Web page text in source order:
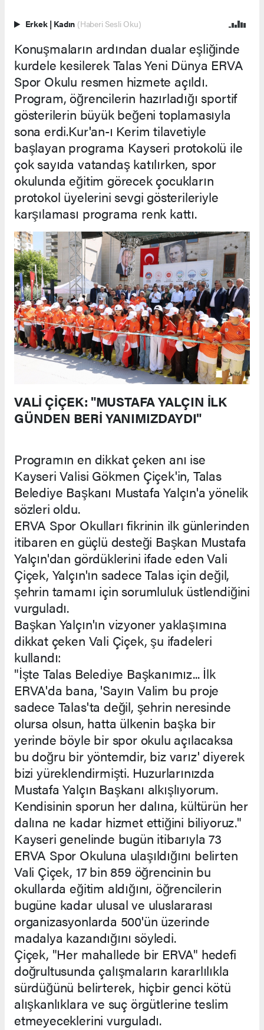
Erkek | Kadın (Haberi Sesli Oku)
Konuşmaların ardından dualar eşliğinde
kurdele kesilerek Talas Yeni Dünya ERVA
Spor Okulu resmen hizmete açıldı.
Program, öğrencilerin hazırladığı sportif
gösterilerin büyük beğeni toplamasıyla
sona erdi.Kur'an-ı Kerim tilavetiyle
başlayan programa Kayseri protokolü ile
çok sayıda vatandaş katılırken, spor
okulunda eğitim görecek çocukların
protokol üyelerini sevgi gösterileriyle
karşılaması programa renk kattı.
VALİ ÇİÇEK: "MUSTAFA YALÇIN İLK
GÜNDEN BERİ YANIMIZDAYDI"
Programın en dikkat çeken anı ise
Kayseri Valisi Gökmen Çiçek'in, Talas
Belediye Başkanı Mustafa Yalçın'a yönelik
sözleri oldu.
ERVA Spor Okulları fikrinin ilk günlerinden
itibaren en güçlü desteği Başkan Mustafa
Yalçın'dan gördüklerini ifade eden Vali
Çiçek, Yalçın'ın sadece Talas için değil,
şehrin tamamı için sorumluluk üstlendiğini
vurguladı.
Başkan Yalçın'ın vizyoner yaklaşımına
dikkat çeken Vali Çiçek, şu ifadeleri
kullandı:
"İşte Talas Belediye Başkanımız... İlk
ERVA'da bana, 'Sayın Valim bu proje
sadece Talas'ta değil, şehrin neresinde
olursa olsun, hatta ülkenin başka bir
yerinde böyle bir spor okulu açılacaksa
bu doğru bir yöntemdir, biz varız' diyerek
bizi yüreklendirmişti. Huzurlarınızda
Mustafa Yalçın Başkanı alkışlıyorum.
Kendisinin sporun her dalına, kültürün her
dalına ne kadar hizmet ettiğini biliyoruz."
Kayseri genelinde bugün itibarıyla 73
ERVA Spor Okuluna ulaşıldığını belirten
Vali Çiçek, 17 bin 859 öğrencinin bu
okullarda eğitim aldığını, öğrencilerin
bugüne kadar ulusal ve uluslararası
organizasyonlarda 500'ün üzerinde
madalya kazandığını söyledi.
Çiçek, "Her mahallede bir ERVA" hedefi
doğrultusunda çalışmaların kararlılıkla
sürdüğünü belirterek, hiçbir genci kötü
alışkanlıklara ve suç örgütlerine teslim
etmeyeceklerini vurguladı.